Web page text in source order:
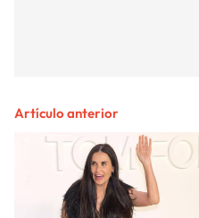
Artículo anterior